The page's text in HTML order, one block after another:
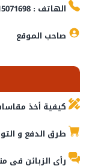
الهاتف : 00212615071698
صاحب الموقع
كيفية أخذ
طرق الدفع و
رأي الزبائن في